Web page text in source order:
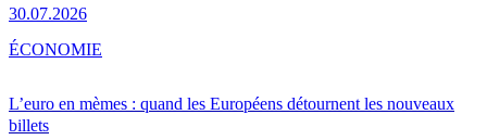
30.07.2026
L’euro en mèmes : quand les Européens détournent les nouveaux
billets
ÉCONOMIE